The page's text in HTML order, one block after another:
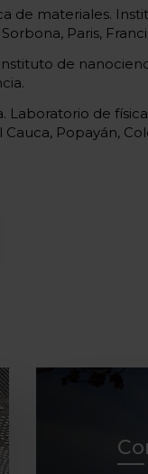
de materiales.
Paris,
de
Laboratorio de
Cauca, Popayán,